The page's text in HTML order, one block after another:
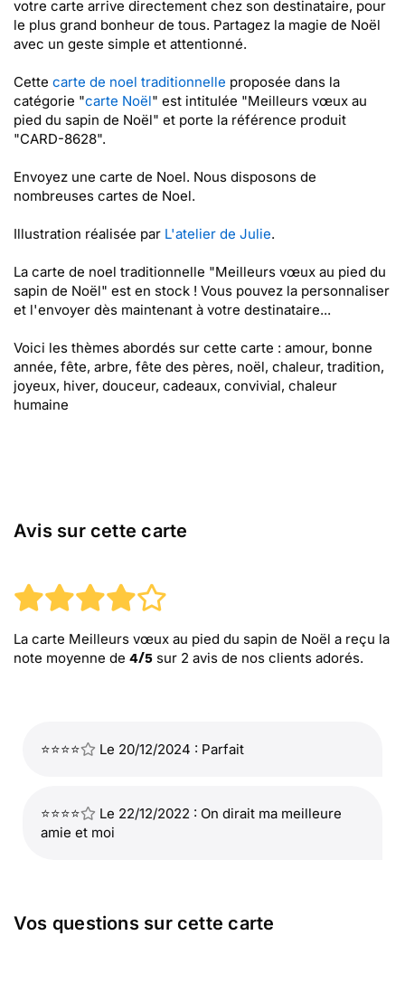
votre carte arrive directement chez son destinataire, pour
le plus grand bonheur de tous. Partagez la magie de Noël
avec un geste simple et attentionné.
Cette carte de noel traditionnelle proposée dans la
catégorie "carte Noël" est intitulée "Meilleurs vœux au
pied du sapin de Noël" et porte la référence produit
"CARD-8628".
Envoyez une carte de Noel. Nous disposons de
nombreuses cartes de Noel.
Illustration réalisée par L'atelier de Julie.
La carte de noel traditionnelle "Meilleurs vœux au pied du
sapin de Noël" est en stock ! Vous pouvez la personnaliser
et l'envoyer dès maintenant à votre destinataire...
Voici les thèmes abordés sur cette carte : amour, bonne
année, fête, arbre, fête des pères, noël, chaleur, tradition,
joyeux, hiver, douceur, cadeaux, convivial, chaleur
humaine
Avis sur cette carte
La carte Meilleurs vœux au pied du sapin de Noël a reçu la
note moyenne de 4/5 sur 2 avis de nos clients adorés.
⭐⭐⭐⭐ Le 20/12/2024 : Parfait
⭐⭐⭐⭐
Le 22/12/2022 : On dirait ma meilleure
amie et moi
Vos questions sur cette carte